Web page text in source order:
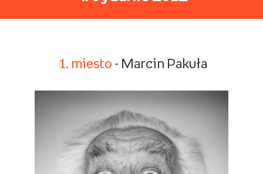
1. miesto - Marcin Pakuła